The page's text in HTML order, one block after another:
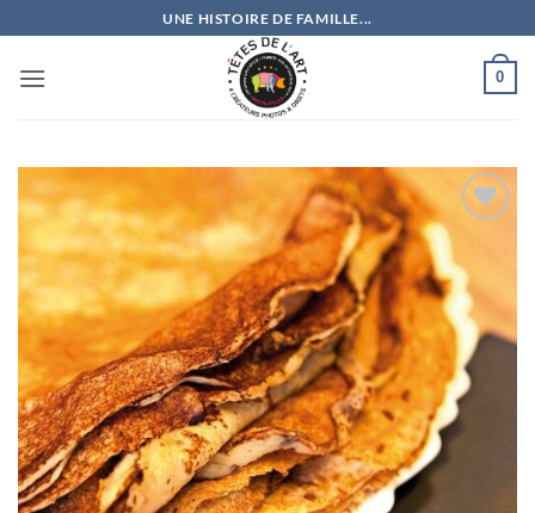
au
contenu
UNE HISTOIRE DE FAMILLE...
0
Ajouter
à la
wishlist